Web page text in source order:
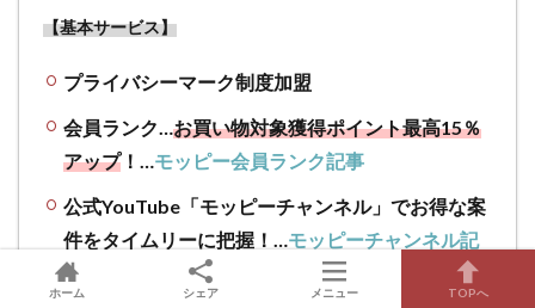
ポイ
疲れ
た、
続か
ない
と思
った
ら…や
める
のは
もっ
【基本サービス】
プライバシーマーク制度加盟
会員ランク… お買い物対象獲得ポイント最高15％
アップ！… モッピー会員ランク記事
公式YouTube「モッピーチャンネル」でお得な案
件をタイムリーに把握！… モッピーチャンネル記
事
ホーム シェア メニュー TOPへ